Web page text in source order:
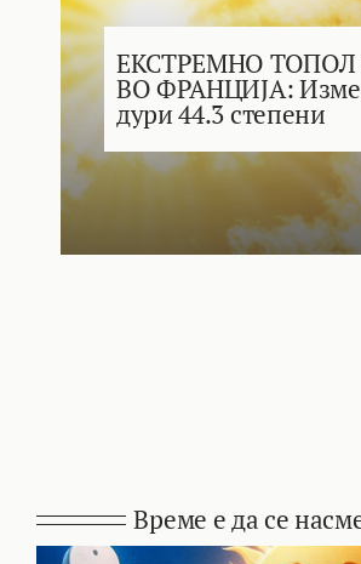
ЕКСТРЕМНО ТОПОЛ
ВО ФРАНЦИЈА:
дури 44.3 степени
Време е да се